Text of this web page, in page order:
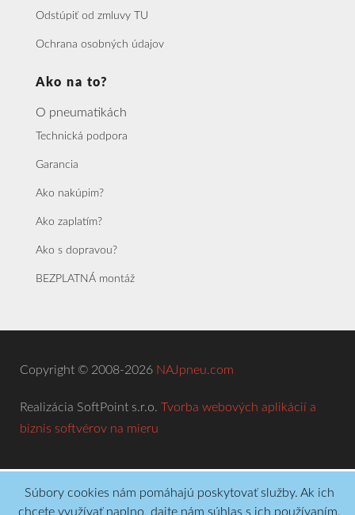
Odstúpiť od zmluvy TU
Ochrana osobných údajov
Ako na to?
O pneumatikách
Technická podpora
Garancia
Ako nakúpim?
Ako zaplatím?
Ako s dopravou?
BEZPLATNÁ montáž
Copyright © 2008-2026 NAJpneu.com
Realizácia SoftPoint s.r.o. Tvorba webových aplikácií a
biznis softvérov na mieru
Súbory cookies nám pomáhajú poskytovať služby. Ak ich
chcete využívať naplno, dajte nám súhlas s ich používaním.